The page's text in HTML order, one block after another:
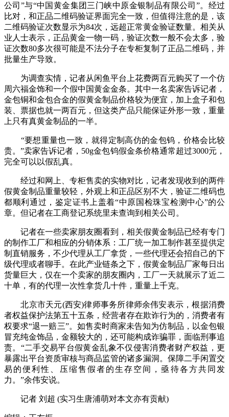
公司”与“中国黄金集团三门峡中原金银制品有限公司”。经过
比对，和正品二维码验证界面完全一致，但值得注意的是，该
二维码验证次数显示为84次，远超正常黄金验证数量。相关从
业人士表示，正品黄金一物一码，验证次数一般不会太多，验
证次数80多次很可能是不法分子在专柜复制了正品二维码，并
批量生产导致。
为调查实情，记者从闲鱼平台上花费两百元购买了一个仿
周六福金饰和一个假中国黄金金条。其中一名卖家告诉记者，
金包铜和金包合金的假黄金制品价格较为便宜，加上盒子和包
装、票据也就一两百元，但这类产品只能保证外形一致，重量
上只有真黄金制品的一半。
“要想重量也一致，就得定制高仿的金包钨，价格会比较
贵。”卖家告诉记者，50g金包钨假金条价格通常超过3000元，
完全可以以假乱真。
经过和网上、专柜售卖的实物对比，记者发现收到的两件
假黄金制品重量较轻，外观上和正品区别不大，验证二维码也
都顺利通过，鉴定证书上盖着“中原国检珠宝检测中心”的公
章。但记者在工商登记系统里未查询到相关公司。
记者在一些卖家朋友圈看到，相关假黄金制品已经有专门
的制作工厂和相应的分销体系：工厂统一加工制作甚至提供定
制直销服务，不少代理从工厂拿货，一些代理还会招自己的下
级代理或者聊手。在此产业链条之下，假黄金制品厂家每日出
货量巨大，仅在一个卖家的朋友圈内，工厂一天就展示了近二
十单，有的代理一次性拿货几十件，重量上千克。
北京市天元(西安)律师事务所律师余伟安表示，根据消费
者权益保护法第五十五条，经营者存在欺诈行为的，消费者有
权要求“退一赔三”。如售卖时商家未告知为仿制品，以金包银
冒充纯金饰品，金额较大的，还可能构成诈骗罪，面临刑事追
责。“二手交易平台假黄金乱象不仅侵害消费者财产权益，更
暴露出平台资质审核与商品监管的诸多漏洞。保障二手闲置交
易的便利性、压缩售假者的生存空间，亟待各方共同发
力。”余伟安说。
记者 刘超 (实习生唐浦萌对本文亦有贡献)